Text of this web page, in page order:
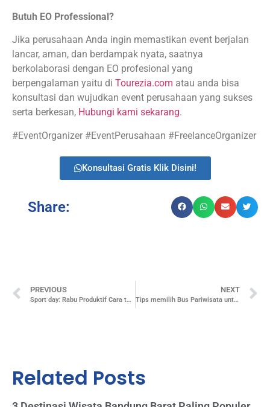
Butuh EO Professional?
Jika perusahaan Anda ingin memastikan event berjalan
lancar, aman, dan berdampak nyata, saatnya
berkolaborasi dengan EO profesional yang
berpengalaman yaitu di Tourezia.com atau anda bisa
konsultasi dan wujudkan event perusahaan yang sukses
serta berkesan, Hubungi kami sekarang.
#EventOrganizer #EventPerusahaan #FreelanceOrganizer
Konsultasi Gratis Klik Disini!
Share:
PREVIOUS
Sport day: Rabu Produktif Cara tourezia Re-charge Energi Lewat Olahraga
NEXT
Tips memilih Bus Pariwisata untuk Outing Perusahaan
Related Posts